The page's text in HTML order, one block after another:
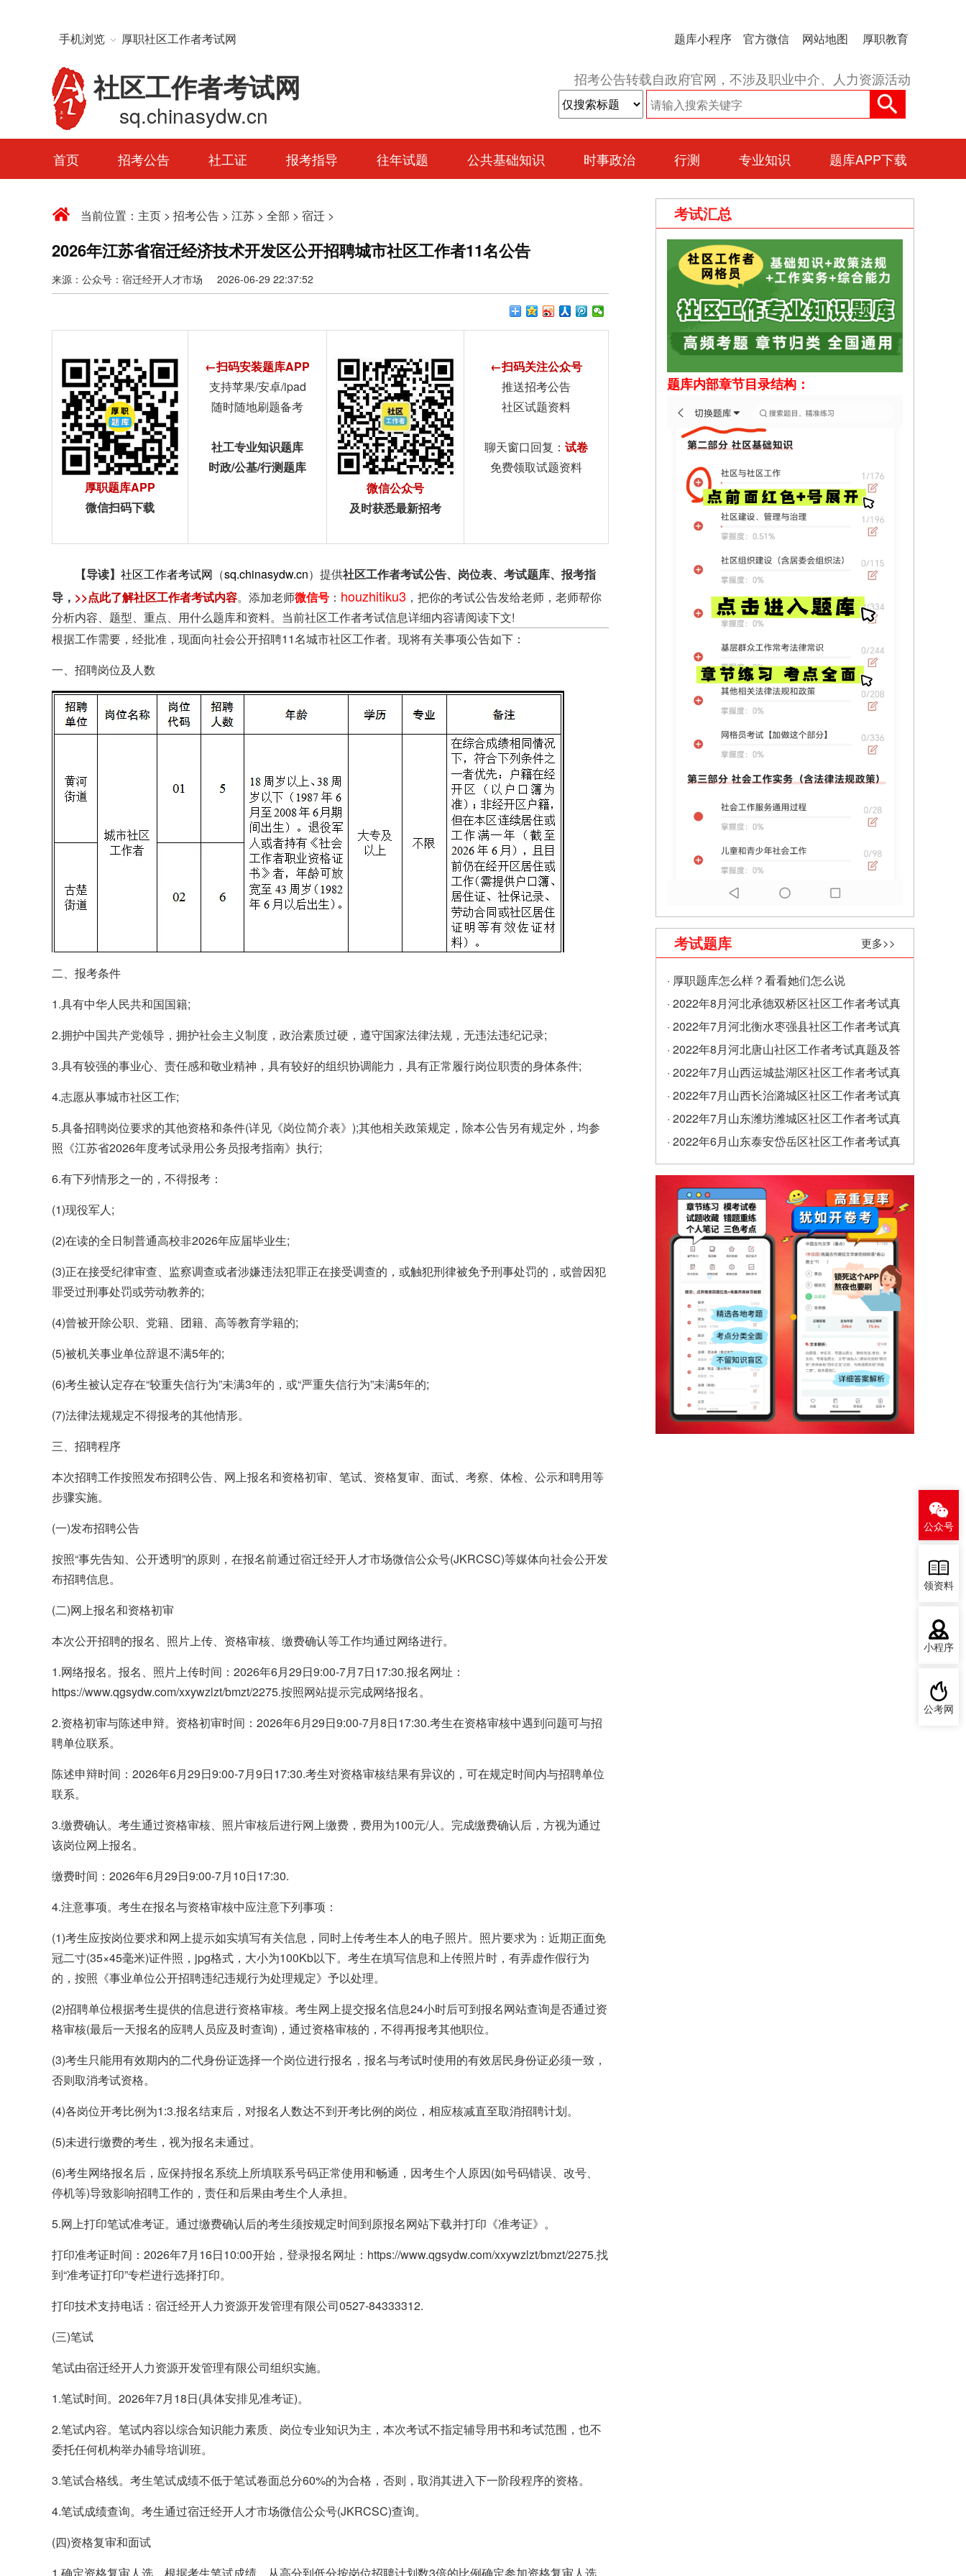
手机浏览 厚职社区工作者考试网 题库小程序 官方微信 网站地图 厚职教育
社区工作者考试网
sq.chinasydw.cn
招考公告转载自政府官网，不涉及职业中介、人力资源活动
首页 招考公告 社工证 报考指导 往年试题 公共基础知识 时事政治 行测 专业知识 题库APP下载
当前位置： 主页 > 招考公告 > 江苏 > 全部 > 宿迁 >
2026年江苏省宿迁经济技术开发区公开招聘城市社区工作者11名公告
来源：公众号：宿迁经开人才市场 2026-06-29 22:37:52
厚职题库APP
微信扫码下载
←扫码安装题库APP
支持苹果/安卓/ipad
随时随地刷题备考
社工专业知识题库
时政/公基/行测题库
微信公众号
及时获悉最新招考
←扫码关注公众号
推送招考公告
社区试题资料
聊天窗口回复： 试卷
免费领取试题资料
【导读】 社区工作者考试网 （sq.chinasydw.cn）提供社区工作者考试公告、岗位表、考试题库、报考指
导 ， >>点此了解社区工作者考试内容。添加老师微信号 ： houzhitiku3 ，把你的考试公告发给老师，老师帮你
分析内容、题型、重点、用什么题库和资料。当前社区工作者考试信息详细内容请阅读下文!
根据工作需要，经批准，现面向社会公开招聘11名城市社区工作者。现将有关事项公告如下：
一、招聘岗位及人数
二、报考条件
1.具有中华人民共和国国籍;
2.拥护中国共产党领导，拥护社会主义制度，政治素质过硬，遵守国家法律法规，无违法违纪记录;
3.具有较强的事业心、责任感和敬业精神，具有较好的组织协调能力，具有正常履行岗位职责的身体条件;
4.志愿从事城市社区工作;
5.具备招聘岗位要求的其他资格和条件(详见《岗位简介表》);其他相关政策规定，除本公告另有规定外，均参
照《江苏省2026年度考试录用公务员报考指南》执行;
6.有下列情形之一的，不得报考：
(1)现役军人;
(2)在读的全日制普通高校非2026年应届毕业生;
(3)正在接受纪律审查、监察调查或者涉嫌违法犯罪正在接受调查的，或触犯刑律被免予刑事处罚的，或曾因犯
罪受过刑事处罚或劳动教养的;
(4)曾被开除公职、党籍、团籍、高等教育学籍的;
(5)被机关事业单位辞退不满5年的;
(6)考生被认定存在“较重失信行为”未满3年的，或“严重失信行为”未满5年的;
(7)法律法规规定不得报考的其他情形。
三、招聘程序
本次招聘工作按照发布招聘公告、网上报名和资格初审、笔试、资格复审、面试、考察、体检、公示和聘用等
步骤实施。
(一)发布招聘公告
按照“事先告知、公开透明”的原则，在报名前通过宿迁经开人才市场微信公众号(JKRCSC)等媒体向社会公开发
布招聘信息。
(二)网上报名和资格初审
本次公开招聘的报名、照片上传、资格审核、缴费确认等工作均通过网络进行。
1.网络报名。报名、照片上传时间：2026年6月29日9:00-7月7日17:30.报名网址：
https://www.qgsydw.com/xxywzlzt/bmzt/2275.按照网站提示完成网络报名。
2.资格初审与陈述申辩。资格初审时间：2026年6月29日9:00-7月8日17:30.考生在资格审核中遇到问题可与招
聘单位联系。
陈述申辩时间：2026年6月29日9:00-7月9日17:30.考生对资格审核结果有异议的，可在规定时间内与招聘单位
联系。
3.缴费确认。考生通过资格审核、照片审核后进行网上缴费，费用为100元/人。完成缴费确认后，方视为通过
该岗位网上报名。
缴费时间：2026年6月29日9:00-7月10日17:30.
4.注意事项。考生在报名与资格审核中应注意下列事项：
(1)考生应按岗位要求和网上提示如实填写有关信息，同时上传考生本人的电子照片。照片要求为：近期正面免
冠二寸(35×45毫米)证件照，jpg格式，大小为100Kb以下。考生在填写信息和上传照片时，有弄虚作假行为
的，按照《事业单位公开招聘违纪违规行为处理规定》予以处理。
(2)招聘单位根据考生提供的信息进行资格审核。考生网上提交报名信息24小时后可到报名网站查询是否通过资
格审核(最后一天报名的应聘人员应及时查询)，通过资格审核的，不得再报考其他职位。
(3)考生只能用有效期内的二代身份证选择一个岗位进行报名，报名与考试时使用的有效居民身份证必须一致，
否则取消考试资格。
(4)各岗位开考比例为1:3.报名结束后，对报名人数达不到开考比例的岗位，相应核减直至取消招聘计划。
(5)未进行缴费的考生，视为报名未通过。
(6)考生网络报名后，应保持报名系统上所填联系号码正常使用和畅通，因考生个人原因(如号码错误、改号、
停机等)导致影响招聘工作的，责任和后果由考生个人承担。
5.网上打印笔试准考证。通过缴费确认后的考生须按规定时间到原报名网站下载并打印《准考证》。
打印准考证时间：2026年7月16日10:00开始，登录报名网址：https://www.qgsydw.com/xxywzlzt/bmzt/2275.找
到“准考证打印”专栏进行选择打印。
打印技术支持电话：宿迁经开人力资源开发管理有限公司0527-84333312.
(三)笔试
笔试由宿迁经开人力资源开发管理有限公司组织实施。
1.笔试时间。2026年7月18日(具体安排见准考证)。
2.笔试内容。笔试内容以综合知识能力素质、岗位专业知识为主，本次考试不指定辅导用书和考试范围，也不
委托任何机构举办辅导培训班。
3.笔试合格线。考生笔试成绩不低于笔试卷面总分60%的为合格，否则，取消其进入下一阶段程序的资格。
4.笔试成绩查询。考生通过宿迁经开人才市场微信公众号(JKRCSC)查询。
(四)资格复审和面试
考试汇总
题库内部章节目录结构：
考试题库 更多>>
· 厚职题库怎么样？看看她们怎么说
· 2022年8月河北承德双桥区社区工作者考试真
题及答案（精选）
· 2022年7月河北衡水枣强县社区工作者考试真
题及答案
· 2022年8月河北唐山社区工作者考试真题及答
案
· 2022年7月山西运城盐湖区社区工作者考试真
题及答案
· 2022年7月山西长治潞城区社区工作者考试真
题及答案
· 2022年7月山东潍坊潍城区社区工作者考试真
题及答案
· 2022年6月山东泰安岱岳区社区工作者考试真
题及答案（精选）
公众号
领资料
小程序
公考网